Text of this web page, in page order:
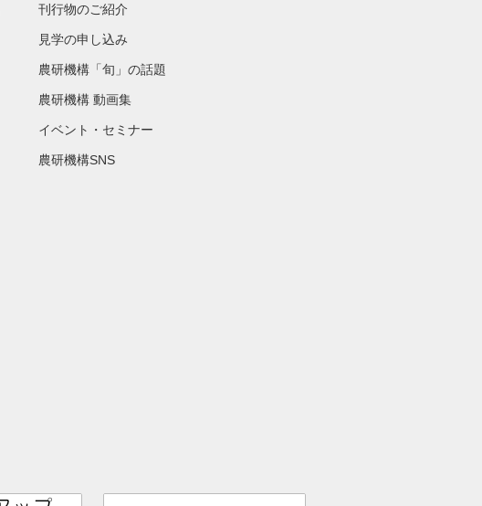
刊行物のご紹介
見学の申し込み
農研機構「旬」の話題
農研機構 動画集
イベント・セミナー
農研機構SNS